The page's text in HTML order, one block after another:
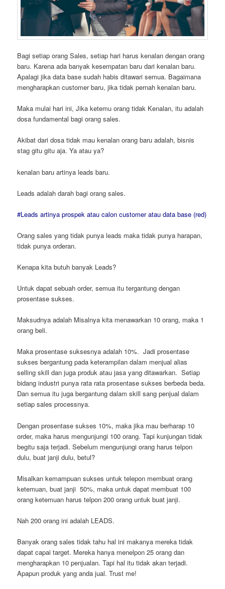
Bagi setiap orang Sales, setiap hari harus kenalan dengan orang
baru. Karena ada banyak kesempatan baru dari kenalan baru.
Apalagi jika data base sudah habis ditawari semua. Bagaimana
mengharapkan customer baru, jika tidak pernah kenalan baru.
Maka mulai hari ini, Jika ketemu orang tidak Kenalan, itu adalah
dosa fundamental bagi orang sales.
Akibat dari dosa tidak mau kenalan orang baru adalah, bisnis
stag gitu gitu aja. Ya atau ya?
kenalan baru artinya leads baru.
Leads adalah darah bagi orang sales.
#Leads artinya prospek atau calon customer atau data base (red)
Orang sales yang tidak punya leads maka tidak punya harapan,
tidak punya orderan.
Kenapa kita butuh banyak Leads?
Untuk dapat sebuah order, semua itu tergantung dengan
prosentase sukses.
Maksudnya adalah Misalnya kita menawarkan 10 orang, maka 1
orang beli.
Maka prosentase suksesnya adalah 10%. Jadi prosentase
sukses bergantung pada keterampilan dalam menjual alias
selling skill dan juga produk atau jasa yang ditawarkan. Setiap
bidang industri punya rata rata prosentase sukses berbeda beda.
Dan semua itu juga bergantung dalam skill sang penjual dalam
setiap sales processnya.
Dengan prosentase sukses 10%, maka jika mau berharap 10
order, maka harus mengunjungi 100 orang. Tapi kunjungan tidak
begitu saja terjadi. Sebelum mengunjungi orang harus telpon
dulu, buat janji dulu, betul?
Misalkan kemampuan sukses untuk telepon membuat orang
ketemuan, buat janji 50%, maka untuk dapat membuat 100
orang ketemuan harus telpon 200 orang untuk buat janji.
Nah 200 orang ini adalah LEADS.
Banyak orang sales tidak tahu hal ini makanya mereka tidak
dapat capai target. Mereka hanya menelpon 25 orang dan
mengharapkan 10 penjualan. Tapi hal itu tidak akan terjadi.
Apapun produk yang anda jual. Trust me!